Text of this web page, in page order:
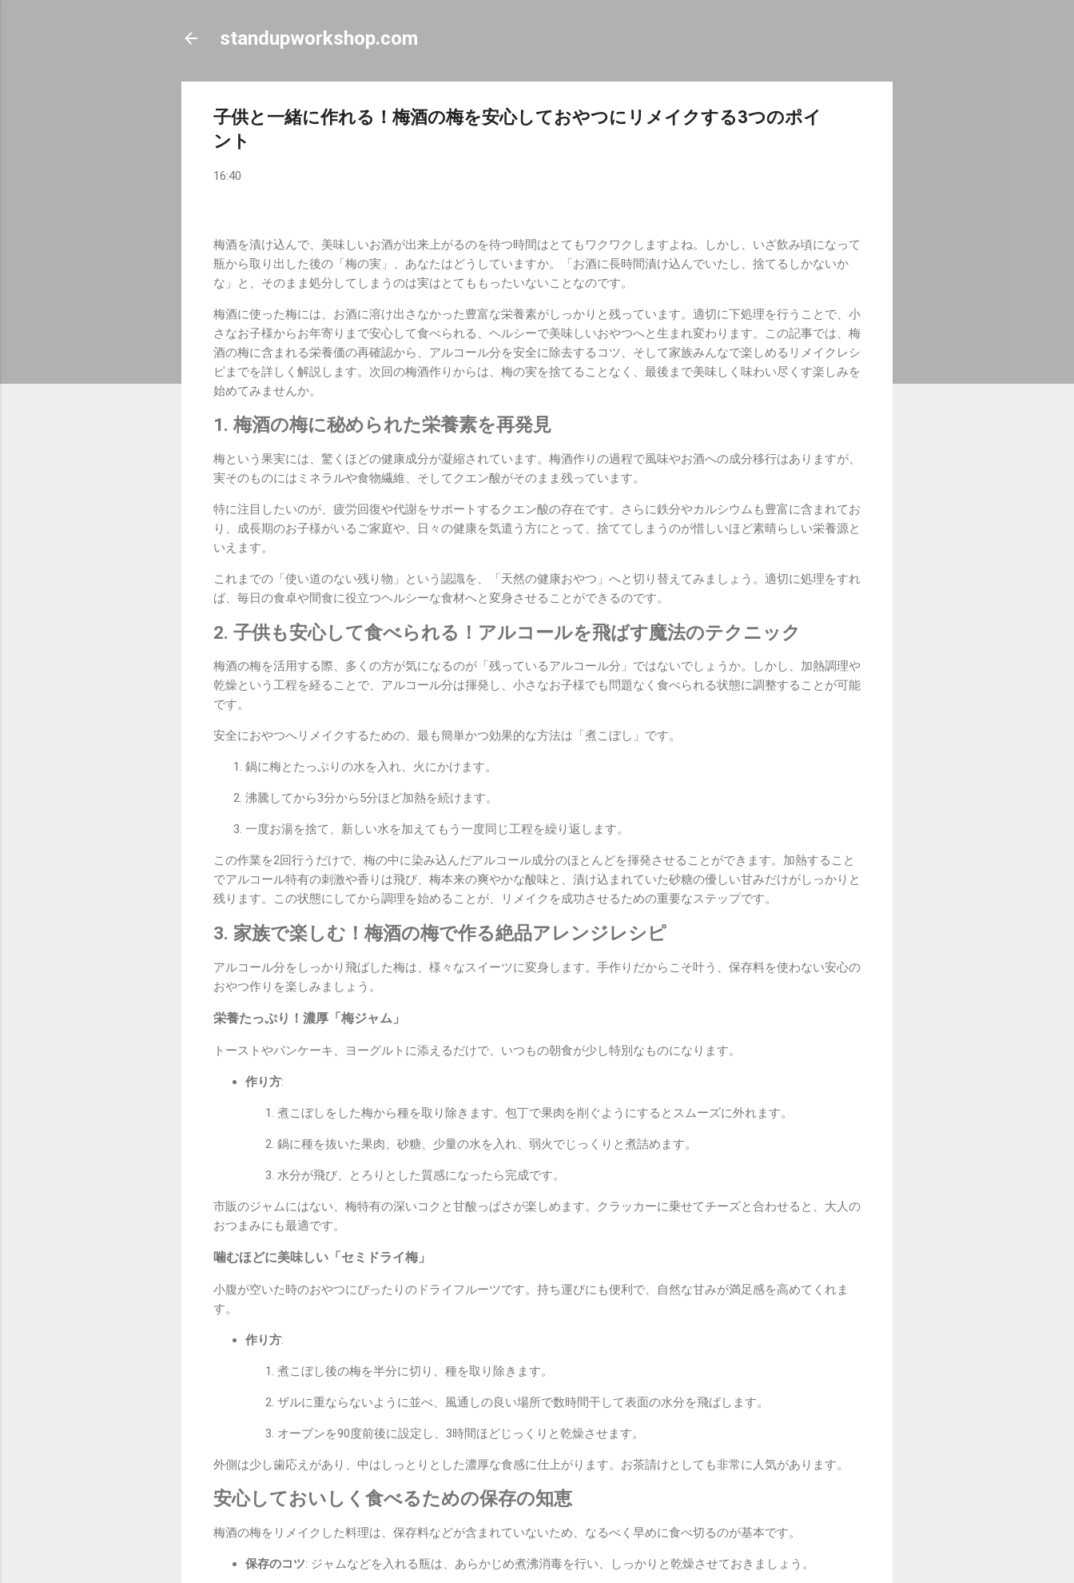
standupworkshop.com
子供と一緒に作れる！梅酒の梅を安心しておやつにリメイクする3つのポイ
ント
16:40
梅酒を漬け込んで、美味しいお酒が出来上がるのを待つ時間はとてもワクワクしますよね。しかし、いざ飲み頃になって
瓶から取り出した後の「梅の実」、あなたはどうしていますか。「お酒に長時間漬け込んでいたし、捨てるしかないか
な」と、そのまま処分してしまうのは実はとてももったいないことなのです。
梅酒に使った梅には、お酒に溶け出さなかった豊富な栄養素がしっかりと残っています。適切に下処理を行うことで、小
さなお子様からお年寄りまで安心して食べられる、ヘルシーで美味しいおやつへと生まれ変わります。この記事では、梅
酒の梅に含まれる栄養価の再確認から、アルコール分を安全に除去するコツ、そして家族みんなで楽しめるリメイクレシ
ピまでを詳しく解説します。次回の梅酒作りからは、梅の実を捨てることなく、最後まで美味しく味わい尽くす楽しみを
始めてみませんか。
1. 梅酒の梅に秘められた栄養素を再発見
梅という果実には、驚くほどの健康成分が凝縮されています。梅酒作りの過程で風味やお酒への成分移行はありますが、
実そのものにはミネラルや食物繊維、そしてクエン酸がそのまま残っています。
特に注目したいのが、疲労回復や代謝をサポートするクエン酸の存在です。さらに鉄分やカルシウムも豊富に含まれてお
り、成長期のお子様がいるご家庭や、日々の健康を気遣う方にとって、捨ててしまうのが惜しいほど素晴らしい栄養源と
いえます。
これまでの「使い道のない残り物」という認識を、「天然の健康おやつ」へと切り替えてみましょう。適切に処理をすれ
ば、毎日の食卓や間食に役立つヘルシーな食材へと変身させることができるのです。
2. 子供も安心して食べられる！アルコールを飛ばす魔法のテクニック
梅酒の梅を活用する際、多くの方が気になるのが「残っているアルコール分」ではないでしょうか。しかし、加熱調理や
乾燥という工程を経ることで、アルコール分は揮発し、小さなお子様でも問題なく食べられる状態に調整することが可能
です。
安全におやつへリメイクするための、最も簡単かつ効果的な方法は「煮こぼし」です。
鍋に梅とたっぷりの水を入れ、火にかけます。
沸騰してから3分から5分ほど加熱を続けます。
一度お湯を捨て、新しい水を加えてもう一度同じ工程を繰り返します。
この作業を2回行うだけで、梅の中に染み込んだアルコール成分のほとんどを揮発させることができます。加熱すること
でアルコール特有の刺激や香りは飛び、梅本来の爽やかな酸味と、漬け込まれていた砂糖の優しい甘みだけがしっかりと
残ります。この状態にしてから調理を始めることが、リメイクを成功させるための重要なステップです。
3. 家族で楽しむ！梅酒の梅で作る絶品アレンジレシピ
アルコール分をしっかり飛ばした梅は、様々なスイーツに変身します。手作りだからこそ叶う、保存料を使わない安心の
おやつ作りを楽しみましょう。
栄養たっぷり！濃厚「梅ジャム」
トーストやパンケーキ、ヨーグルトに添えるだけで、いつもの朝食が少し特別なものになります。
作り方:
煮こぼしをした梅から種を取り除きます。包丁で果肉を削ぐようにするとスムーズに外れます。
鍋に種を抜いた果肉、砂糖、少量の水を入れ、弱火でじっくりと煮詰めます。
水分が飛び、とろりとした質感になったら完成です。
市販のジャムにはない、梅特有の深いコクと甘酸っぱさが楽しめます。クラッカーに乗せてチーズと合わせると、大人の
おつまみにも最適です。
噛むほどに美味しい「セミドライ梅」
小腹が空いた時のおやつにぴったりのドライフルーツです。持ち運びにも便利で、自然な甘みが満足感を高めてくれま
す。
作り方:
煮こぼし後の梅を半分に切り、種を取り除きます。
ザルに重ならないように並べ、風通しの良い場所で数時間干して表面の水分を飛ばします。
オーブンを90度前後に設定し、3時間ほどじっくりと乾燥させます。
外側は少し歯応えがあり、中はしっとりとした濃厚な食感に仕上がります。お茶請けとしても非常に人気があります。
安心しておいしく食べるための保存の知恵
梅酒の梅をリメイクした料理は、保存料などが含まれていないため、なるべく早めに食べ切るのが基本です。
保存のコツ: ジャムなどを入れる瓶は、あらかじめ煮沸消毒を行い、しっかりと乾燥させておきましょう。